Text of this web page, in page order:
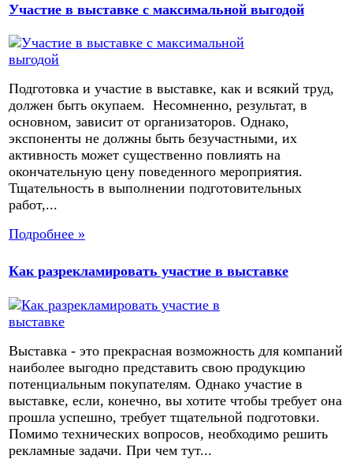
Участие в выставке с максимальной выгодой
Подготовка и участие в выставке, как и всякий труд,
должен быть окупаем. Несомненно, результат, в
основном, зависит от организаторов. Однако,
экспоненты не должны быть безучастными, их
активность может существенно повлиять на
окончательную цену поведенного мероприятия.
Тщательность в выполнении подготовительных
работ,...
Подробнее »
Как разрекламировать участие в выставке
Выставка - это прекрасная возможность для компаний
наиболее выгодно представить свою продукцию
потенциальным покупателям. Однако участие в
выставке, если, конечно, вы хотите чтобы требует она
прошла успешно, требует тщательной подготовки.
Помимо технических вопросов, необходимо решить
рекламные задачи. При чем тут...